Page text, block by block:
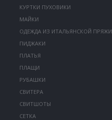
КУРТКИ ПУХОВИКИ
МАЙКИ
ОДЕЖДА ИЗ ИТАЛЬЯНСКОЙ ПРЯЖИ
ПИДЖАКИ
ПЛАТЬЯ
ПЛАЩИ
РУБАШКИ
СВИТЕРА
СВИТШОТЫ
СЕТКА